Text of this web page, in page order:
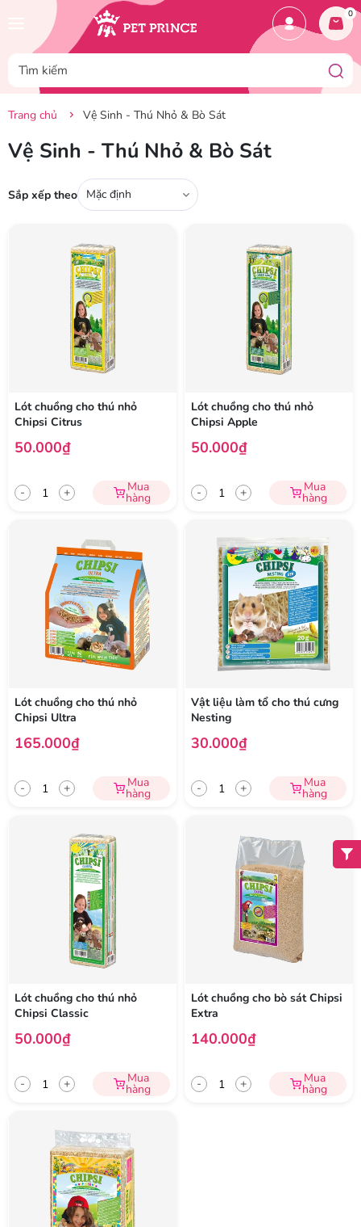
0
Trang chủ Vệ Sinh - Thú Nhỏ & Bò Sát
Vệ Sinh - Thú Nhỏ & Bò Sát
Sắp xếp theo Mặc định
Lót chuồng cho thú nhỏ
Chipsi Citrus
50.000₫
- + Mua
hàng
Lót chuồng cho thú nhỏ
Chipsi Apple
50.000₫
- + Mua
hàng
Lót chuồng cho thú nhỏ
Chipsi Ultra
165.000₫
- + Mua
hàng
Vật liệu làm tổ cho thú cưng
Nesting
30.000₫
- + Mua
hàng
Lót chuồng cho thú nhỏ
Chipsi Classic
50.000₫
- + Mua
hàng
Lót chuồng cho bò sát Chipsi
Extra
140.000₫
- + Mua
hàng